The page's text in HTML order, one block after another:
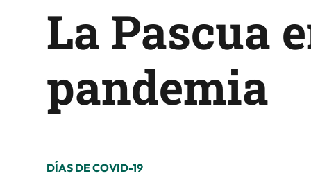
La Pascua
pandemia
DÍAS DE COVID-19